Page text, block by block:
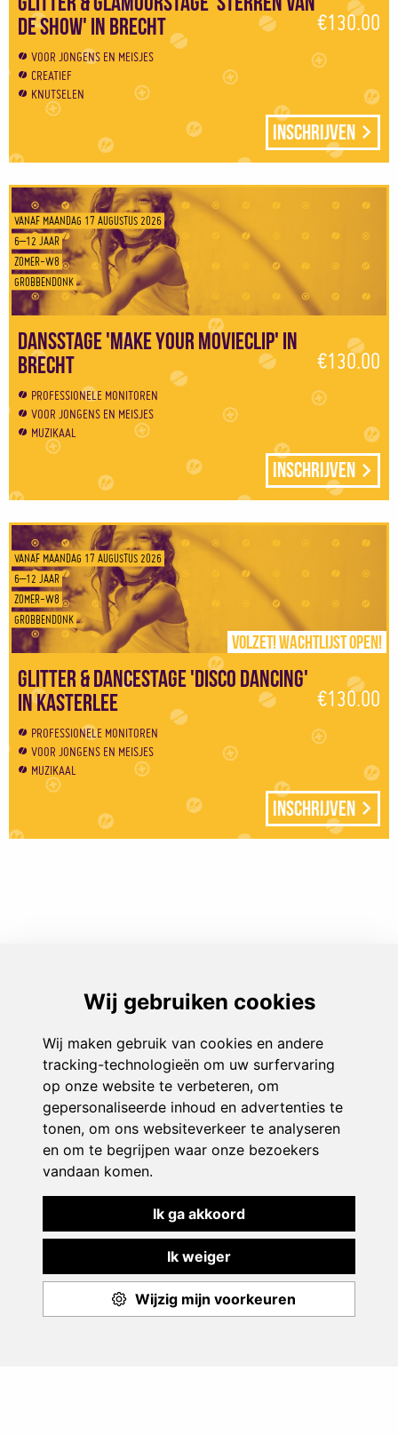
de show' in Brecht
€130.00
VOOR JONGENS EN MEISJES
CREATIEF
KNUTSELEN
Inschrijven
VANAF MAANDAG 17 AUGUSTUS 2026
6–12 JAAR
ZOMER-W8
GROBBENDONK
Dansstage 'Make your movieclip' in
Brecht
€130.00
PROFESSIONELE MONITOREN
VOOR JONGENS EN MEISJES
MUZIKAAL
Inschrijven
VANAF MAANDAG 17 AUGUSTUS 2026
6–12 JAAR
ZOMER-W8
GROBBENDONK
Volzet! Wachtlijst open!
Glitter & Dancestage 'Disco Dancing'
in Kasterlee
€130.00
PROFESSIONELE MONITOREN
VOOR JONGENS EN MEISJES
MUZIKAAL
Inschrijven
Aanbod
Events
Monitoren
Over ons